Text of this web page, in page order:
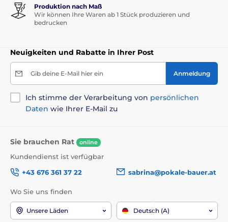
Produktion nach Maß
Wir können Ihre Waren ab 1 Stück produzieren und
bedrucken
Neuigkeiten und Rabatte in Ihrer Post
Gib deine E-Mail hier ein Anmeldung
Ich stimme der Verarbeitung von persönlichen
Daten wie Ihrer E-Mail zu
Sie brauchen Rat online
Kundendienst ist verfügbar
+43 676 361 37 22
sabrina@pokale-bauer.at
Wo Sie uns finden
Unsere Läden Deutsch (A)